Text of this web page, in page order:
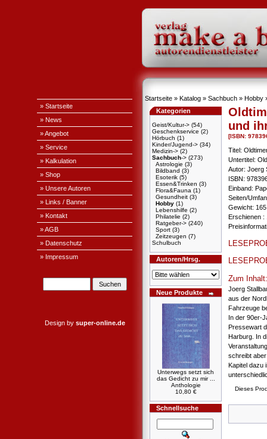
» Startseite
» News
» Angebot
» Service
» Kalkulation
» Shop
» Unsere Autoren
» Links / Banner
» Kontakt
» AGB
» Datenschutz
» Impressum
Design by super-online.de
Startseite » Katalog » Sachbuch » Hobby
Kategorien
Geist/Kultur-> (54)
Geschenkservice (2)
Hörbuch (1)
Kinder/Jugend-> (34)
Medizin-> (2)
Sachbuch-> (273)
Astrologie (3)
Bildband (3)
Esoterik (5)
Essen&Trinken (3)
Flora&Fauna (1)
Gesundheit (3)
Hobby (1)
Lebenshilfe (2)
Philatelie (2)
Ratgeber-> (240)
Sport (3)
Zeitzeugen (7)
Schulbuch
Autoren/Hrsg.
Neue Produkte
Unterwegs setzt sich
das Gedicht zu mir ...
Anthologie
10,80 €
Schnellsuche
und
[ISBN:
Titel:
Untertitel:
Autor: Joerg
ISBN:
Einband:
Seiten/
Gewicht:
Erschienen :
Zum Inhalt:
Joerg
aus der
Fahrzeuge
In der 90er-
Pressewart
Harburg. In
schreibt
Kapitel dazu
Dieses